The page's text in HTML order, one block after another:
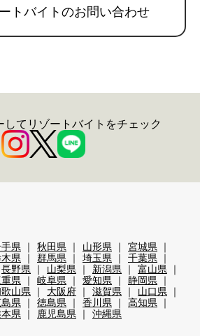
トバイトのお問い合わせ
てリゾートバイトをチェック
県 秋田県 山形県
宮城県
県 群馬県 埼玉県
千葉県
長野県 山梨県 新潟県
富山県
県 岐阜県 愛知県
静岡県
山県 大阪府 滋賀県
山口県
県 徳島県 香川県
高知県
県 鹿児島県 沖縄県